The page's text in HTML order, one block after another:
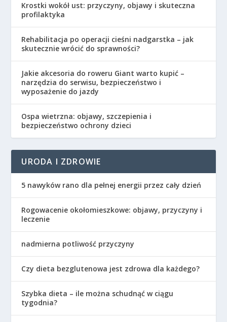
Krostki wokół ust: przyczyny, objawy i skuteczna
profilaktyka
Rehabilitacja po operacji cieśni nadgarstka – jak
skutecznie wrócić do sprawności?
Jakie akcesoria do roweru Giant warto kupić –
narzędzia do serwisu, bezpieczeństwo i
wyposażenie do jazdy
Ospa wietrzna: objawy, szczepienia i
bezpieczeństwo ochrony dzieci
URODA I ZDROWIE
5 nawyków rano dla pełnej energii przez cały dzień
Rogowacenie okołomieszkowe: objawy, przyczyny i
leczenie
nadmierna potliwość przyczyny
Czy dieta bezglutenowa jest zdrowa dla każdego?
Szybka dieta – ile można schudnąć w ciągu
tygodnia?